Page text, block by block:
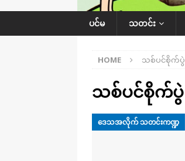
ပင်မ သတင်း
HOME သစ်ပင်စိုက်ပွဲ
သစ်ပင်စိုက်ပွဲ
ဒေသအလိုက် သတင်းကဏ္ဍ